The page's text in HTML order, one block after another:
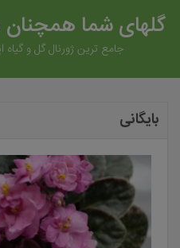
گلهای شما
جامع ترین ژورنال گل و گیاه
بایگانی